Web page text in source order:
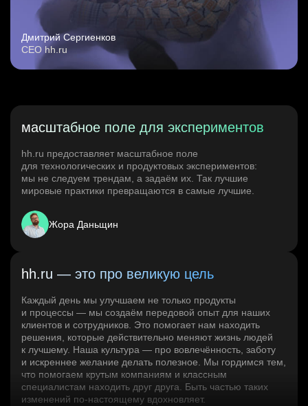
Дмитрий Сергиенков
CEO hh.ru
масштабное поле для экспериментов
hh.ru предоставляет масштабное поле
для технологических и продуктовых экспериментов:
мы не следуем трендам, а задаём их. Так лучшие
мировые практики превращаются в самые лучшие.
Жора Даньщин
hh.ru — это про великую цель
Каждый день мы улучшаем не только продукты
и процессы — мы создаём передовой опыт для наших
клиентов и сотрудников. Это помогает нам находить
решения, которые действительно меняют жизнь людей
к лучшему. Наша культура — про вовлечённость, заботу
и искреннее желание делать полезное. Мы гордимся тем,
что помогаем крутым компаниям и классным
специалистам находить друг друга. Быть частью таких
изменений по‑настоящему вдохновляет.